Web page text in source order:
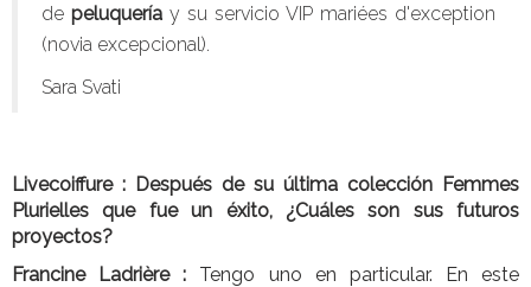
de peluquería y su servicio VIP mariées d'exception
(novia excepcional).
Sara Svati
Livecoiffure : Después de su última colección Femmes
Plurielles que fue un éxito, ¿Cuáles son sus futuros
proyectos?
Francine Ladrière :
Tengo uno en particular. En este